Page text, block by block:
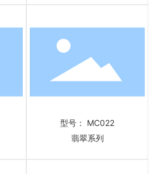
型号： MC022
翡翠系列